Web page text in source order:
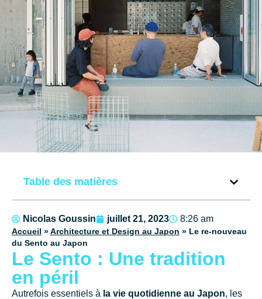
Nicolas Goussin juillet 21, 2023 8:26 am
Accueil » Architecture et Design au Japon » Le re-nouveau
du Sento au Japon
Le Sento : Une tradition
en péril​
Autrefois essentiels à la vie quotidienne au Japon, les
Table des matières